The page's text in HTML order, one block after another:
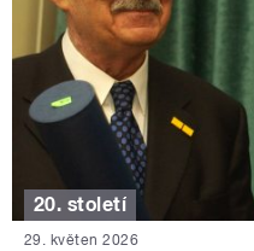
20. století
29. květen 2026